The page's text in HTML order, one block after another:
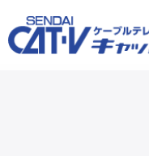
仙台CATV キャッ